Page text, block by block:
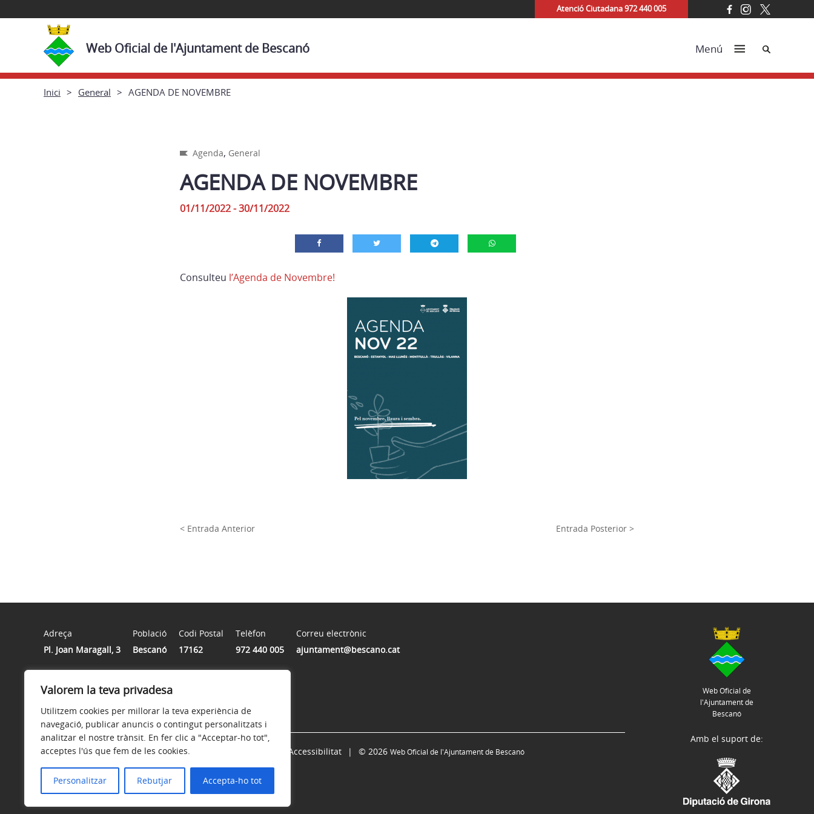
Valorem la teva privadesa
Utilitzem cookies per millorar la teva experiència de
navegació, publicar anuncis o contingut personalitzats i
analitzar el nostre trànsit. En fer clic a "Acceptar-ho tot",
acceptes l'ús que fem de les cookies.
Personalitzar Rebutjar Accepta-ho tot
Atenció Ciutadana 972 440 005
Web Oficial de l'Ajuntament de Bescanó Menú Cerca
Inici General AGENDA DE NOVEMBRE
Agenda, General
AGENDA DE NOVEMBRE
01/11/2022 - 30/11/2022
Consulteu l’Agenda de Novembre!
< Entrada Anterior Entrada Posterior >
Adreça
Pl. Joan Maragall, 3
Població
Bescanó
Codi Postal
17162
Telèfon
972 440 005
Correu electrònic
ajuntament@bescano.cat
Horari
De dilluns a divendres de 8h a 15h
Web Oficial de
l'Ajuntament de
Bescanó
Avís legal Política de privacitat Accessibilitat © 2026 Web Oficial de l'Ajuntament de Bescanó
Amb el suport de: